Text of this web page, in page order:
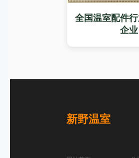
全国温室配件
企业
新野温室